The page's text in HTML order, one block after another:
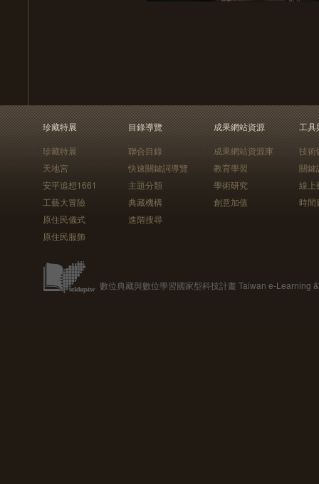
珍藏特展
珍藏特展
天地宮
安平追想1661
工藝大冒險
原住民儀式
原住民服飾
目錄導覽
聯合目錄
快速關鍵詞導覽
主題分類
典藏機構
進階搜尋
成果網站資源
成果網站資源庫
教育學習
學術研究
創意加值
工具
技術
關鍵
線上
時間
數位典藏與數位學習國家型科技計畫 Taiwan e-Learning